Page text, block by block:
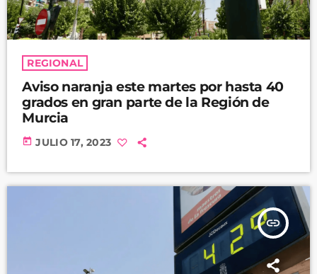
REGIONAL
Aviso naranja este martes por hasta 40
grados en gran parte de la Región de
Murcia
today JULIO 17, 2023
insert_link